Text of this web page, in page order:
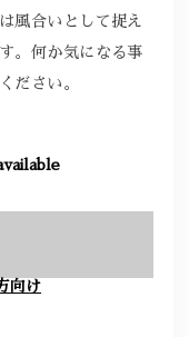
風合いとして捉え
。何か気になる事
ださい。
向け